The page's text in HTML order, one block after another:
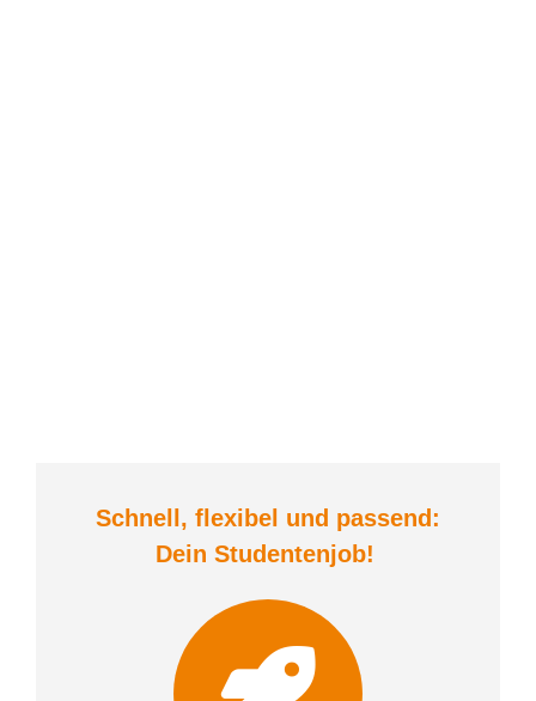
Schnell, flexibel und passend:
Dein Studentenjob!